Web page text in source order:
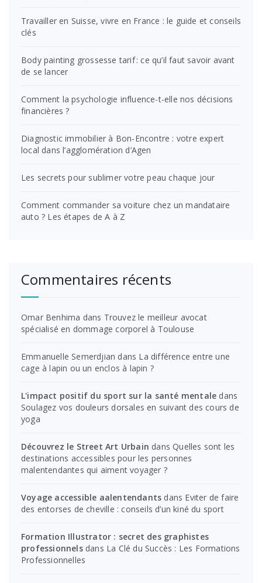
Travailler en Suisse, vivre en France : le guide et conseils
clés
Body painting grossesse tarif : ce qu’il faut savoir avant
de se lancer
Comment la psychologie influence-t-elle nos décisions
financières ?
Diagnostic immobilier à Bon-Encontre : votre expert
local dans l’agglomération d’Agen
Les secrets pour sublimer votre peau chaque jour
Comment commander sa voiture chez un mandataire
auto ? Les étapes de A à Z
Commentaires récents
Omar Benhima dans Trouvez le meilleur avocat
spécialisé en dommage corporel à Toulouse
Emmanuelle Semerdjian dans La différence entre une
cage à lapin ou un enclos à lapin ?
L'impact positif du sport sur la santé mentale dans
Soulagez vos douleurs dorsales en suivant des cours de
yoga
Découvrez le Street Art Urbain dansQuelles sont les
destinations accessibles pour les personnes
malentendantes qui aiment voyager ?
Voyage accessible aalentendants dans Eviter de faire
des entorses de cheville : conseils d’un kiné du sport
Formation Illustrator : secret des graphistes
professionnelsdans La Clé du Succès : Les Formations
Professionnelles